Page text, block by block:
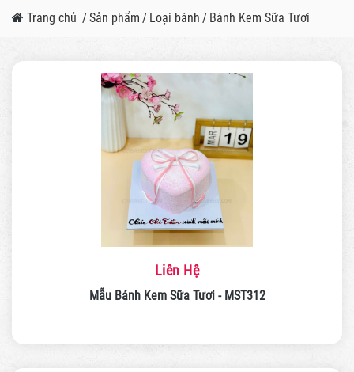
Trang chủ /Sản phẩm / Loại bánh / Bánh Kem Sữa Tươi
Liên Hệ
Mẫu Bánh Kem Sữa Tươi - MST312